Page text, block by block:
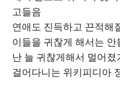
고들음
연애도 진득하고 끈적해
이들을 귀찮게 해서는 안
난 늘 귀찮게해서 멀어
걸어다니는 위키피디아